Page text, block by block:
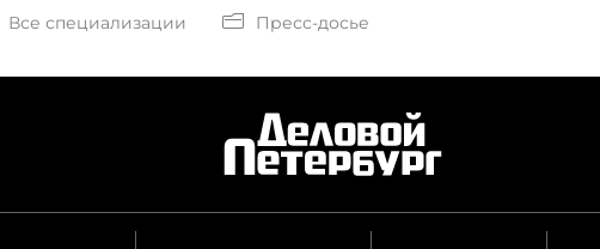
Все специализации Пресс-досье